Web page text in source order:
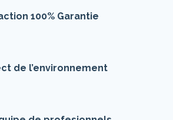
100% Garantie
de l’environnement